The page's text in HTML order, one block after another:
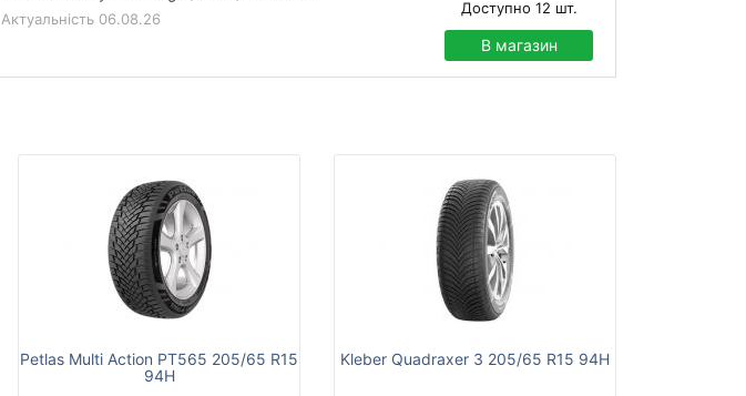
Актуальність 06.08.26
Доступно 12 шт.
В магазин
Petlas Multi Action PT565 205/65 R15
94H
Kleber Quadraxer 3 205/65 R15 94H